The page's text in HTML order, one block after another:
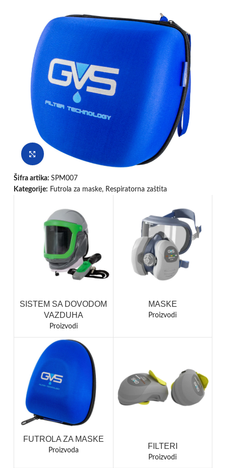
Klikni da uvećaš
Šifra artika: SPM007
Kategorije: Futrola za maske, Respiratorna zaštita
SISTEM SA DOVODOM
VAZDUHA
Proizvodi
MASKE
Proizvodi
FUTROLA ZA MASKE
Proizvoda FILTERI
Proizvodi